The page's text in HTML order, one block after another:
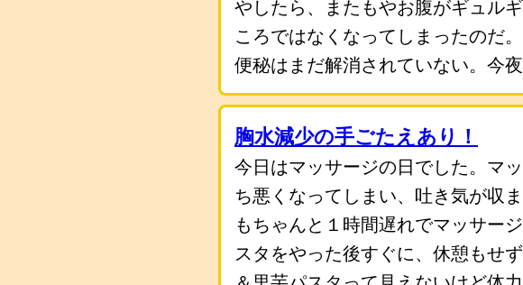
やしたら、またもやお腹がギュル
ころではなくなってしまったのだ
便秘はまだ解消されていない。今
胸水減少の手ごたえあり！
今日はマッサージの日でした。マ
ち悪くなってしまい、吐き気が収
もちゃんと１時間遅れでマッサー
スタをやった後すぐに、休憩もせ